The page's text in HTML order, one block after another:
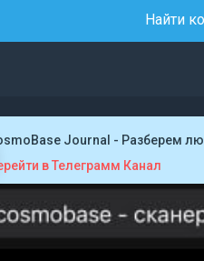
Найти
Journal - Разберем
в Телеграмм Канал